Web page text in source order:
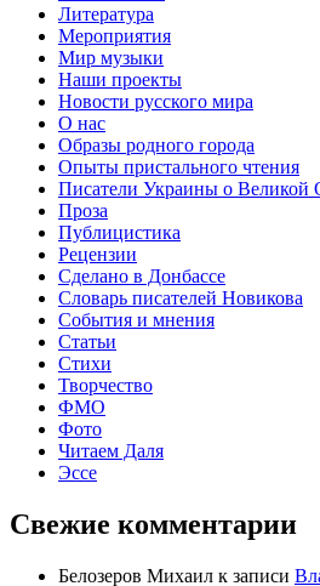
Литература
Мероприятия
Мир музыки
Наши проекты
Новости русского мира
О нас
Образы родного города
Опыты пристального чтения
Писатели Украины о Великой
Проза
Публицистика
Рецензии
Сделано в Донбассе
Словарь писателей Новикова
События и мнения
Статьи
Стихи
Творчество
ФМО
Фото
Читаем Даля
Эссе
Свежие комментарии
Белозеров Михаил к записи